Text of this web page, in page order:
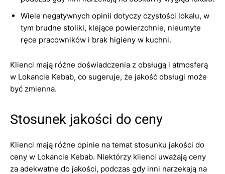
Wiele negatywnych opinii dotyczy czystości lokalu, w
tym brudne stoliki, klejące powierzchnie, nieumyte
ręce pracowników i brak higieny w kuchni.
Klienci mają różne doświadczenia z obsługą i atmosferą
w Lokancie Kebab, co sugeruje, że jakość obsługi może
być zmienna.
Stosunek jakości do ceny
Klienci mają różne opinie na temat stosunku jakości do
ceny w Lokancie Kebab. Niektórzy klienci uważają ceny
za adekwatne do jakości, podczas gdy inni narzekają na